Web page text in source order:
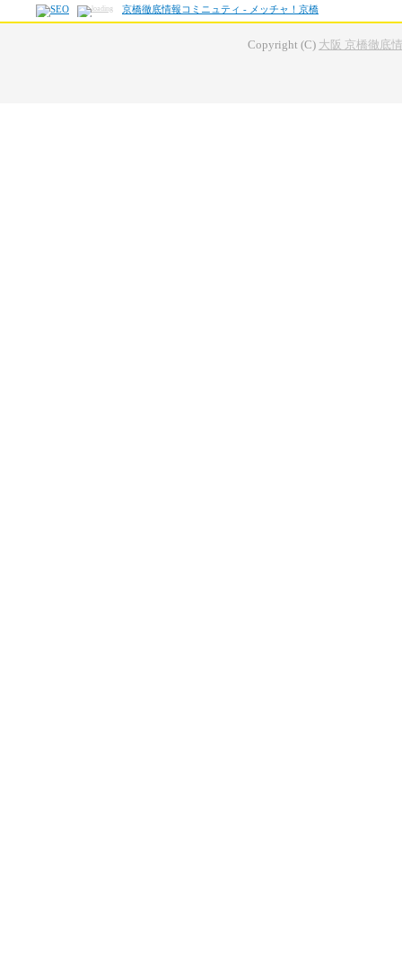
京橋徹底情報コミニュティ - メッチャ！京橋
Copyright (C) 大阪 京橋徹底